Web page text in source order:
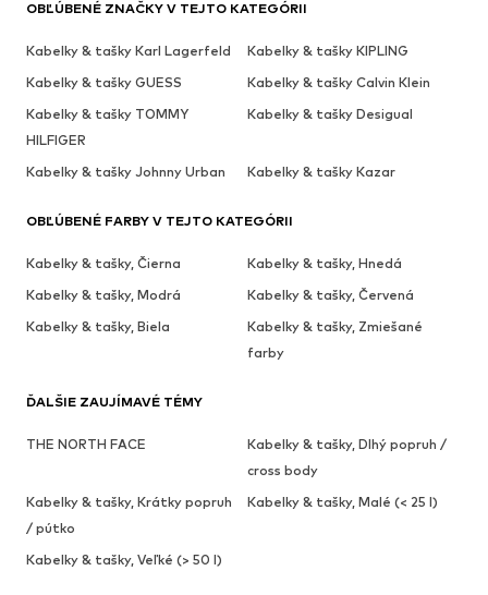
OBĽÚBENÉ ZNAČKY V TEJTO KATEGÓRII
Kabelky & tašky Karl Lagerfeld
Kabelky & tašky KIPLING
Kabelky & tašky GUESS
Kabelky & tašky Calvin Klein
Kabelky & tašky TOMMY
HILFIGER
Kabelky & tašky Desigual
Kabelky & tašky Johnny Urban Kabelky & tašky Kazar
OBĽÚBENÉ FARBY V TEJTO KATEGÓRII
Kabelky & tašky, Čierna
Kabelky & tašky, Hnedá
Kabelky & tašky, Modrá
Kabelky & tašky, Červená
Kabelky & tašky, Biela
Kabelky & tašky, Zmiešané
farby
ĎALŠIE ZAUJÍMAVÉ TÉMY
THE NORTH FACE
Kabelky & tašky, Dlhý popruh /
cross body
Kabelky & tašky, Krátky popruh
/ pútko
Kabelky & tašky, Malé (< 25 l)
Kabelky & tašky, Veľké (> 50 l)